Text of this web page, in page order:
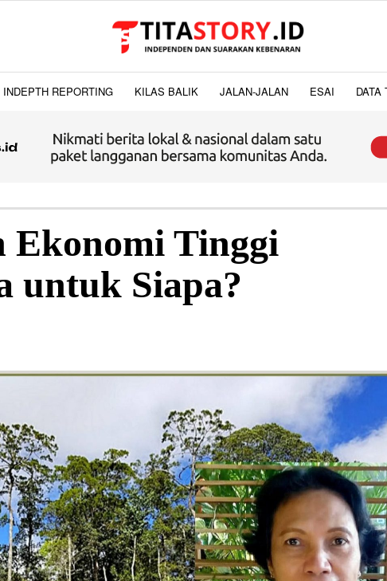
INDEPTH REPORTING KILAS BALIK JALAN-JALAN ESAI DATA
Ekonomi Tinggi
untuk Siapa?